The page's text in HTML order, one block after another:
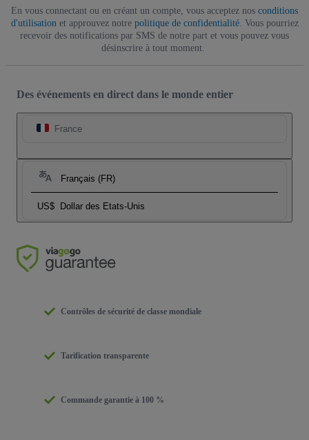
En vous connectant ou en créant un compte, vous acceptez nos conditions
d'utilisationet approuvez notre politique de confidentialité. Vous pourriez
recevoir des notifications par SMS de notre part et vous pouvez vous
désinscrire à tout moment.
Des événements en direct dans le monde entier
France
Français (FR)
US$ Dollar des Etats-Unis
Contrôles de sécurité de classe mondiale
Tarification transparente
Commande garantie à 100 %